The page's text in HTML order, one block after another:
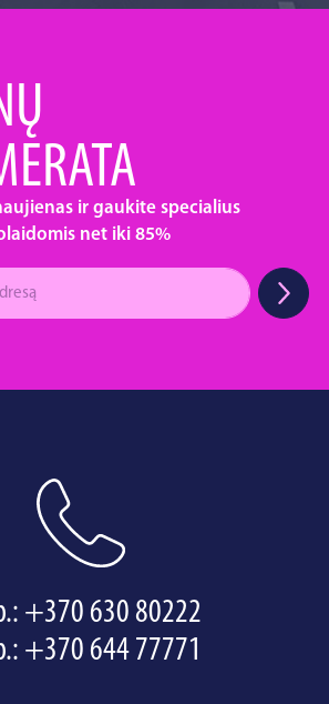
ir gaukite specialius
net iki 85%
+370 630 80222
+370 644 77771